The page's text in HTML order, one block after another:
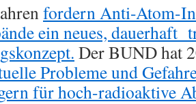
fordern Anti-Atom-
ein neues, dauerhaft
Der BUND hat
Probleme und
für hoch-radioaktive